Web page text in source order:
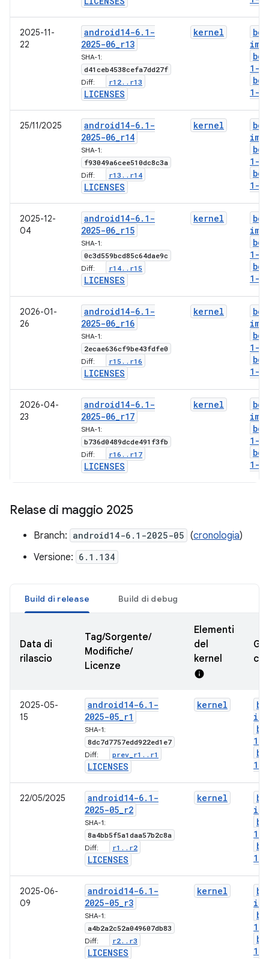
2025-11-
22
android14-6. 1-
2025-06_r13
SHA-1:
d41ceb4538cefa7dd27f
Diff: r12. . r13
LICENSES
kernel
img
1-
1-
25/11/2025 android14-6. 1-
2025-06_r14
SHA-1:
f93049a6cee510dc8c3a
Diff: r13 . . r14
LICENSES
kernel
img
1-
1-
2025-12-
04
android14-6. 1-
2025-06_r15
SHA-1:
0c3d559bcd85c64dae9c
Diff: r14. . r15
LICENSES
kernel
img
1-
1-
2026-01-
26
android14-6. 1-
2025-06_r16
SHA-1:
2ecae636cf9be43fdfe0
Diff: r15 . . r16
LICENSES
kernel
img
1-
1-
2026-04-
23
android14-6. 1-
2025-06_r17
SHA-1:
b736d0489dcde491f3fb
Diff: r16 . . r17
LICENSES
kernel
img
1-
1-
Relase di maggio 2025
Branch: android14-6.1-2025-05 (cronologia)
Versione: 6.1.134
Build di release Build di debug
Data di
rilascio
Tag/Sorgente/
Modifiche/
Licenze
Elementi
del
kernel
info
GKI
2025-05-
15
android14-6. 1-
2025-05_r1
SHA-1:
8dc7d7757edd922ed1e7
Diff: prev r1 . . r1
LICENSES
kernel
img
1-
1-
22/05/2025 android14-6. 1-
2025-05_r2
SHA-1:
8a4bb5f5a1daa57b2c8a
Diff: r1 . . r2
LICENSES
kernel
img
1-
1-
2025-06-
09
android14-6. 1-
2025-05_r3
SHA-1:
a4b2a2c52a049607db83
Diff: r2. . r3
LICENSES
kernel
img
1-
1-